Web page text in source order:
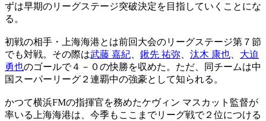
ずは早期のリーグステージ突破決定を目指していくことにな
る。
初戦の相手・上海海港とは前回大会のリーグステージ第７節
でも対戦。その際は武藤 嘉紀 鍬先 祐弥 汰木 康也
大迫
勇也のゴールで４－０の快勝を収めた。ただ、同チームは中
国スーパーリーグ２連覇中の強豪として知られる。
かつて横浜FMの指揮官を務めたケヴィン マスカット監督が
率いる上海海港は、今季もここまでリーグ戦で２位につける